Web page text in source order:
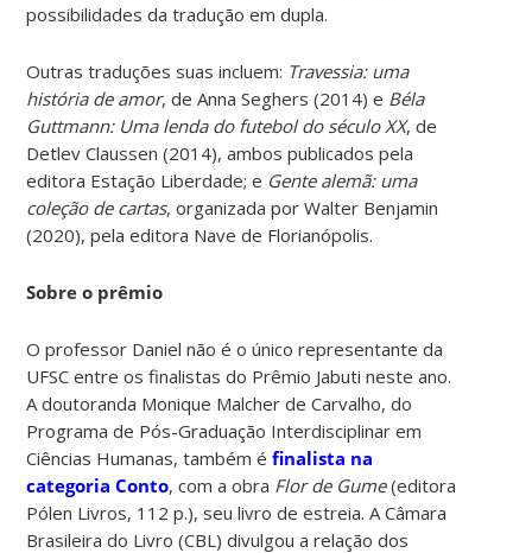
possibilidades da tradução em dupla.
Outras traduções suas incluem: Travessia: uma
história de amor, de Anna Seghers (2014) e Béla
Guttmann: Uma lenda do futebol do século XX, de
Detlev Claussen (2014), ambos publicados pela
editora Estação Liberdade; e Gente alemã: uma
coleção de cartas, organizada por Walter Benjamin
(2020), pela editora Nave de Florianópolis.
Sobre o prêmio
O professor Daniel não é o único representante da
UFSC entre os finalistas do Prêmio Jabuti neste ano.
A doutoranda Monique Malcher de Carvalho, do
Programa de Pós-Graduação Interdisciplinar em
Ciências Humanas, também éfinalista na
categoria Conto, com a obra Flor de Gume(editora
Pólen Livros, 112 p.), seu livro de estreia. A Câmara
Brasileira do Livro (CBL) divulgou a relação dos